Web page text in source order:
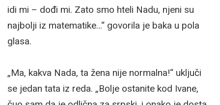
idi mi – dođi mi. Zato smo hteli Nadu, njeni su
najbolji iz matematike…“ govorila je baka u pola
glasa.
„Ma, kakva Nada, ta žena nije normalna!“ uključi
se jedan tata iz reda. „Bolje ostanite kod Ivane,